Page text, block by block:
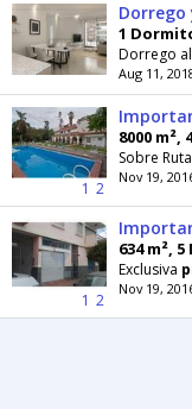
1
Aug 11,
1 2
8000
Nov 19,
1 2
634 m²,
Exclusiva
Nov 19,